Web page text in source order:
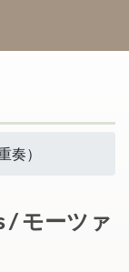
重奏）
/ モーツァ